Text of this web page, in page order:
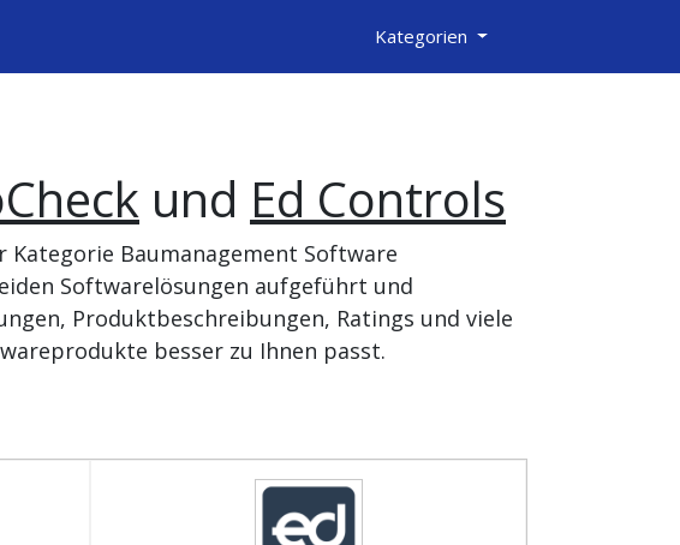
Kategorien
und Ed Controls
Kategorie Baumanagement Software
Softwarelösungen aufgeführt und
Produktbeschreibungen, Ratings und viele
besser zu Ihnen passt.